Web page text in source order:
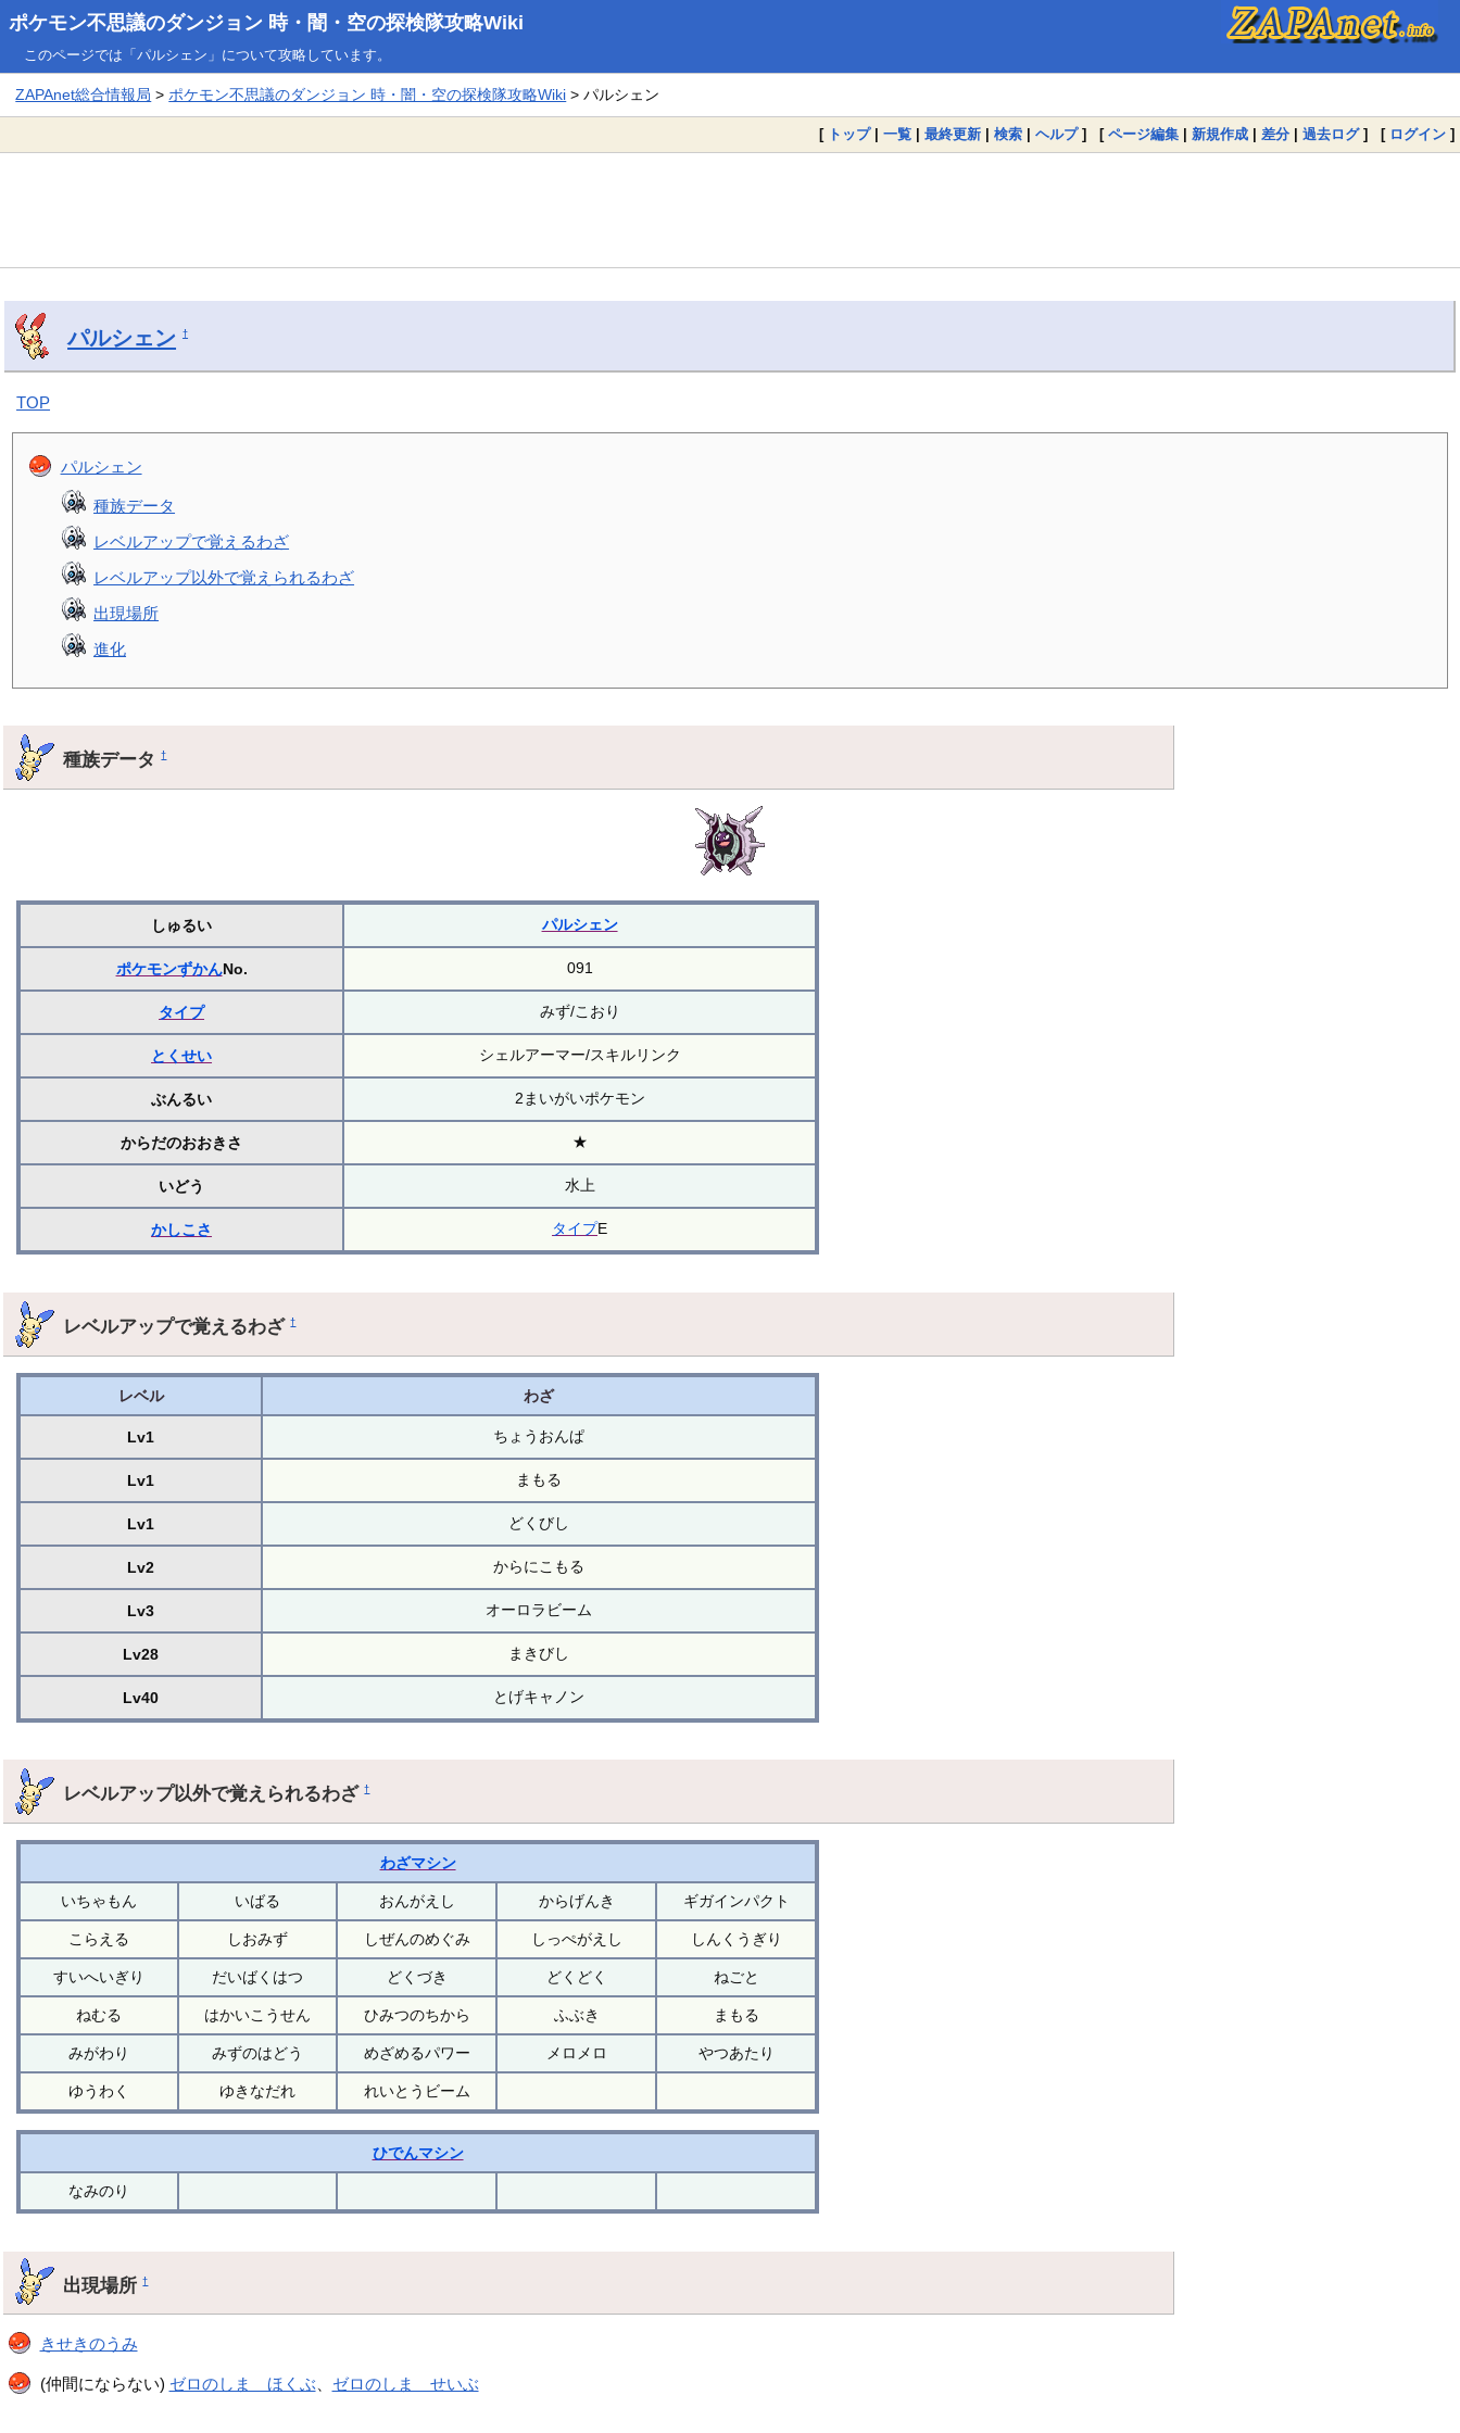
ポケモン不思議のダンジョン 時・闇・空の探検隊攻略Wiki
このページでは「パルシェン」について攻略しています。
ZAPAnet総合情報局 >ポケモン不思議のダンジョン 時・闇・空の探検隊攻略Wiki > パルシェン
[ トップ| 一覧 | 最終更新 | 検索 | ヘルプ] [ ページ編集 | 新規作成 | 差分 | 過去ログ] [ ログイン ]
パルシェン †
TOP
パルシェン
種族データ
レベルアップで覚えるわざ
レベルアップ以外で覚えられるわざ
出現場所
進化
種族データ†
しゅるい パルシェン
ポケモンずかんNo. 091
タイプ みず/こおり
とくせい シェルアーマー/スキルリンク
ぶんるい 2まいがいポケモン
からだのおおきさ ★
いどう 水上
かしこさ タイプE
レベルアップで覚えるわざ†
レベル わざ
Lv1 ちょうおんぱ
Lv1 まもる
Lv1 どくびし
Lv2 からにこもる
Lv3 オーロラビーム
Lv28 まきびし
Lv40 とげキャノン
レベルアップ以外で覚えられるわざ†
わざマシン
いちゃもん いばる おんがえし からげんき ギガインパクト
こらえる しおみず しぜんのめぐみ しっぺがえし しんくうぎり
すいへいぎり だいばくはつ どくづき どくどく ねごと
ねむる はかいこうせん ひみつのちから ふぶき まもる
みがわり みずのはどう めざめるパワー メロメロ やつあたり
ゆうわく ゆきなだれ れいとうビーム
ひでんマシン
なみのり
出現場所†
きせきのうみ
(仲間にならない) ゼロのしま ほくぶ ゼロのしま せいぶ